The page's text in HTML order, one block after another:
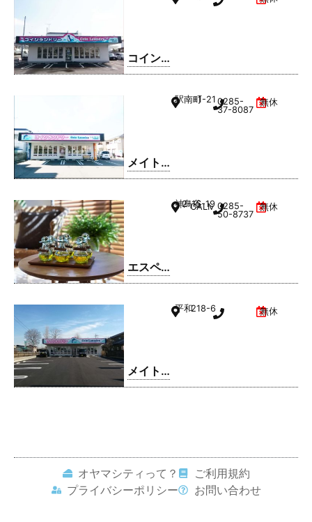
コイン
ランド
店
メイト
ドリー
駅南町1-21 0285-
37-8087
無休
エスペ
ランサ
神鳥谷
2-15-19
CALMひととのやA棟
0285-
50-8737
無休
メイト
ドリー
平和218-6 無休
オヤマシティって？
ご利用規約
プライバシーポリシー
お問い合わせ